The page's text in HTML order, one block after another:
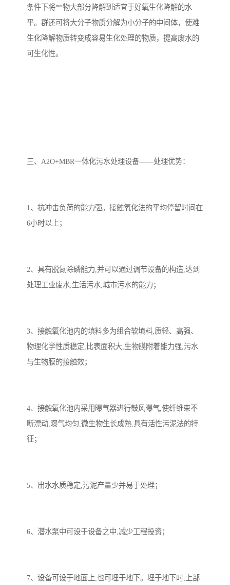
条件下将**物大部分降解到适宜于好氧生化降解的水
平。群还可将大分子物质分解为小分子的中间体，使难
生化降解物质转变成容易生化处理的物质，提高废水的
可生化性。
三、A2O+MBR一体化污水处理设备——处理优势：
1、抗冲击负荷的能力强。接触氧化法的平均停留时间在
6小时以上；
2、具有脱氮除磷能力,并可以通过调节设备的构造,达到
处理工业废水,生活污水,城市污水的能力；
3、接触氧化池内的填料多为组合软填料,质轻、高强、
物理化学性质稳定,比表面积大,生物膜附着能力强,污水
与生物膜的接触效；
4、接触氧化池内采用曝气器进行鼓风曝气,使纤维束不
断漂动,曝气均匀,微生物生长成熟,具有活性污泥法的特
征；
5、出水水质稳定,污泥产量少并易于处理；
6、潜水泵中可设于设备之中,减少工程投资；
7、设备可设于地面上,也可埋于地下。埋于地下时,上部